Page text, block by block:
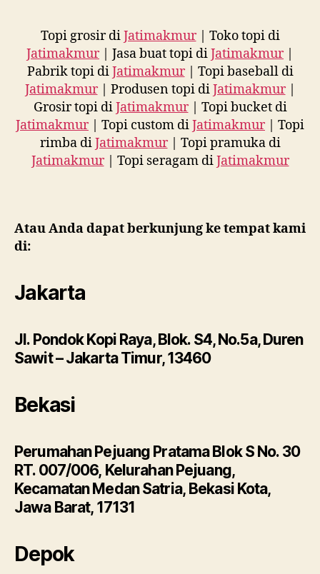
Topi grosir diJatimakmur| Toko topi di
Jatimakmur| Jasa buat topi diJatimakmur|
Pabrik topi diJatimakmur| Topi baseball di
Jatimakmur| Produsen topi diJatimakmur|
Grosir topi diJatimakmur| Topi bucket di
Jatimakmur| Topi custom diJatimakmur| Topi
rimba diJatimakmur| Topi pramuka di
Jatimakmur| Topi seragam diJatimakmur
Atau Anda dapat berkunjung ke tempat kami
di:
Jakarta
Jl. Pondok Kopi Raya, Blok. S4, No.5a, Duren
Sawit – Jakarta Timur, 13460
Bekasi
Perumahan Pejuang Pratama Blok S No. 30
RT. 007/006, Kelurahan Pejuang,
Kecamatan Medan Satria, Bekasi Kota,
Jawa Barat, 17131
Depok